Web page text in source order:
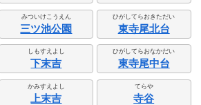
みついけこうえん
三ツ池公園
ひがしてらおきただい
東寺尾北台
しもすえよし
下末吉
ひがしてらおなかだい
東寺尾中台
かみすえよし
上末吉
てらや
寺谷